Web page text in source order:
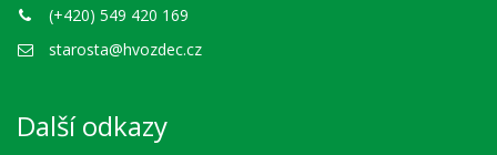
(+420) 549 420 169
starosta@hvozdec.cz
Další odkazy